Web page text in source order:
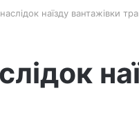
наїзду вантажівки